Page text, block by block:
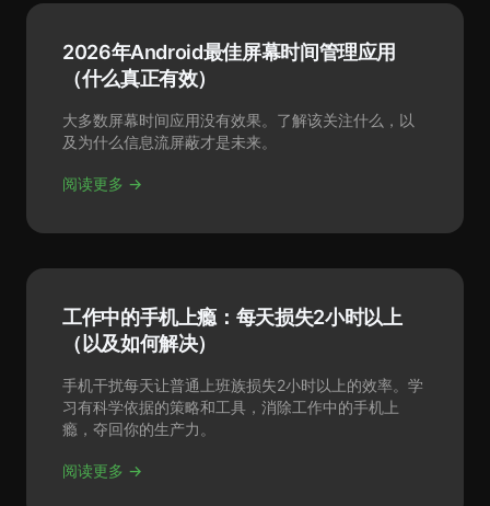
2026年Android最佳屏幕时间管理应用
（什么真正有效）
大多数屏幕时间应用没有效果。了解该关注什么，以
及为什么信息流屏蔽才是未来。
阅读更多 →
工作中的手机上瘾：每天损失2小时以上
（以及如何解决）
手机干扰每天让普通上班族损失2小时以上的效率。学
习有科学依据的策略和工具，消除工作中的手机上
瘾，夺回你的生产力。
阅读更多 →